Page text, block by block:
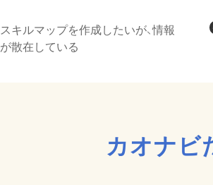
スキルマップを作成したいが、情報
が散在している
カオナビ